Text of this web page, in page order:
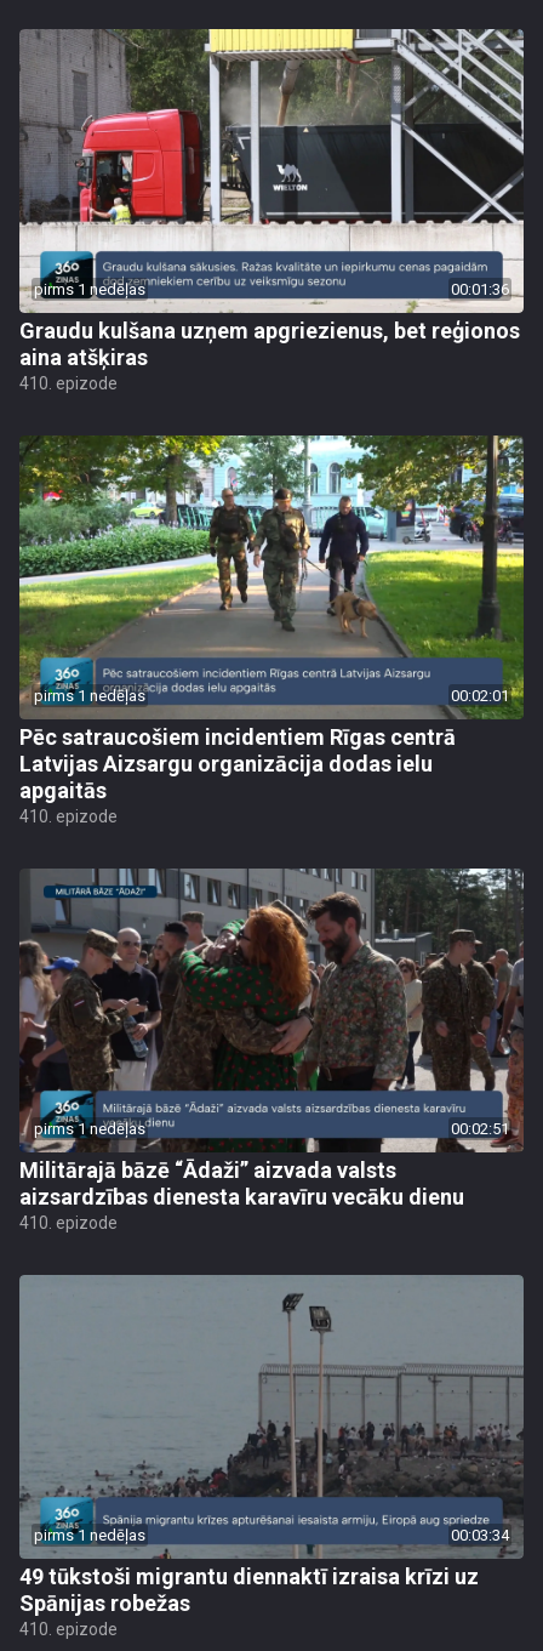
pirms 1 nedēļas 00:01:36
Graudu kulšana uzņem apgriezienus, bet reģionos
aina atšķiras
410. epizode
pirms 1 nedēļas 00:02:01
Pēc satraucošiem incidentiem Rīgas centrā
Latvijas Aizsargu organizācija dodas ielu
apgaitās
410. epizode
pirms 1 nedēļas 00:02:51
Militārajā bāzē “Ādaži” aizvada valsts
aizsardzības dienesta karavīru vecāku dienu
410. epizode
pirms 1 nedēļas 00:03:34
49 tūkstoši migrantu diennaktī izraisa krīzi uz
Spānijas robežas
410. epizode